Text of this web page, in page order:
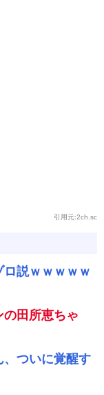
引用元:2ch.sc
説ｗｗｗｗｗ
の田所恵ちゃ
、ついに覚醒す